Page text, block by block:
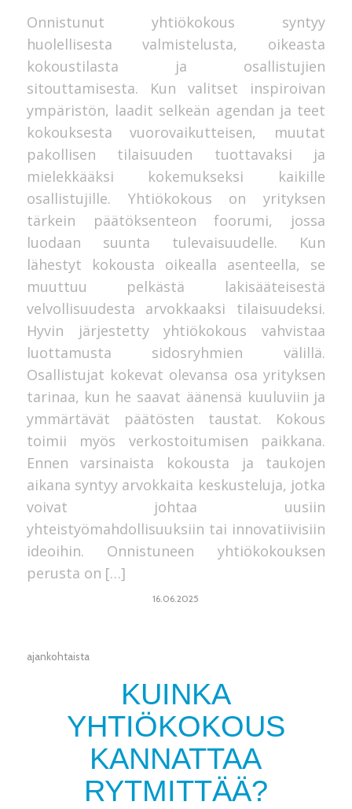
Onnistunut yhtiökokous syntyy
huolellisesta valmistelusta, oikeasta
kokoustilasta ja osallistujien
sitouttamisesta. Kun valitset inspiroivan
ympäristön, laadit selkeän agendan ja teet
kokouksesta vuorovaikutteisen, muutat
pakollisen tilaisuuden tuottavaksi ja
mielekkääksi kokemukseksi kaikille
osallistujille. Yhtiökokous on yrityksen
tärkein päätöksenteon foorumi, jossa
luodaan suunta tulevaisuudelle. Kun
lähestyt kokousta oikealla asenteella, se
muuttuu pelkästä lakisääteisestä
velvollisuudesta arvokkaaksi tilaisuudeksi.
Hyvin järjestetty yhtiökokous vahvistaa
luottamusta sidosryhmien välillä.
Osallistujat kokevat olevansa osa yrityksen
tarinaa, kun he saavat äänensä kuuluviin ja
ymmärtävät päätösten taustat. Kokous
toimii myös verkostoitumisen paikkana.
Ennen varsinaista kokousta ja taukojen
aikana syntyy arvokkaita keskusteluja, jotka
voivat johtaa uusiin
yhteistyömahdollisuuksiin tai innovatiivisiin
ideoihin. Onnistuneen yhtiökokouksen
perusta on […]
16.06.2025
ajankohtaista
KUINKA
YHTIÖKOKOUS
KANNATTAA
RYTMITTÄÄ?